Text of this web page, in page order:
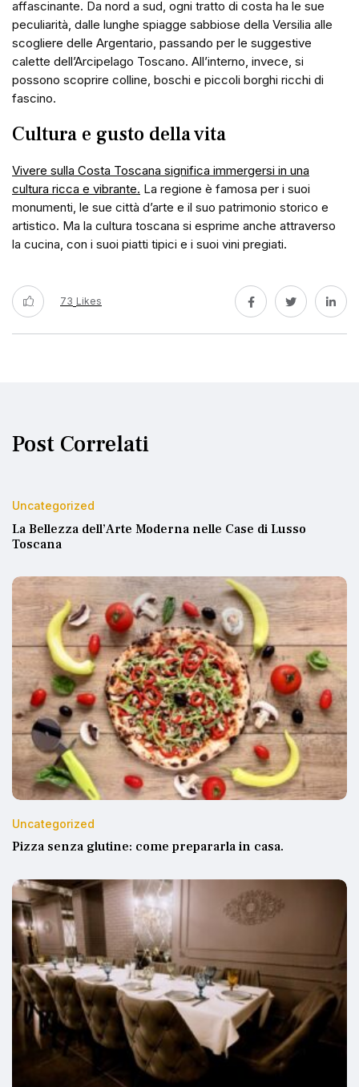
affascinante. Da nord a sud, ogni tratto di costa ha le sue
peculiarità, dalle lunghe spiagge sabbiose della Versilia alle
scogliere delle Argentario, passando per le suggestive
calette dell’Arcipelago Toscano. All’interno, invece, si
possono scoprire colline, boschi e piccoli borghi ricchi di
fascino.
Cultura e gusto della vita
Vivere sulla Costa Toscana significa immergersi in una
cultura ricca e vibrante. La regione è famosa per i suoi
monumenti, le sue città d’arte e il suo patrimonio storico e
artistico. Ma la cultura toscana si esprime anche attraverso
la cucina, con i suoi piatti tipici e i suoi vini pregiati.
73 Likes
Post Correlati
Uncategorized
La Bellezza dell’Arte Moderna nelle Case di Lusso
Toscana
Uncategorized
Pizza senza glutine: come prepararla in casa.